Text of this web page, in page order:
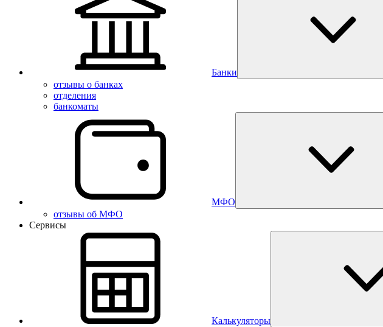
Банки
отзывы о банках
отделения
банкоматы
МФО
отзывы об МФО
Сервисы
Калькуляторы